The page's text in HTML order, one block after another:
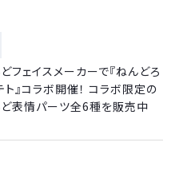
フェイスメーカーで『ねんどろ
』コラボ開催！ コラボ限定の
表情パーツ全6種を販売中